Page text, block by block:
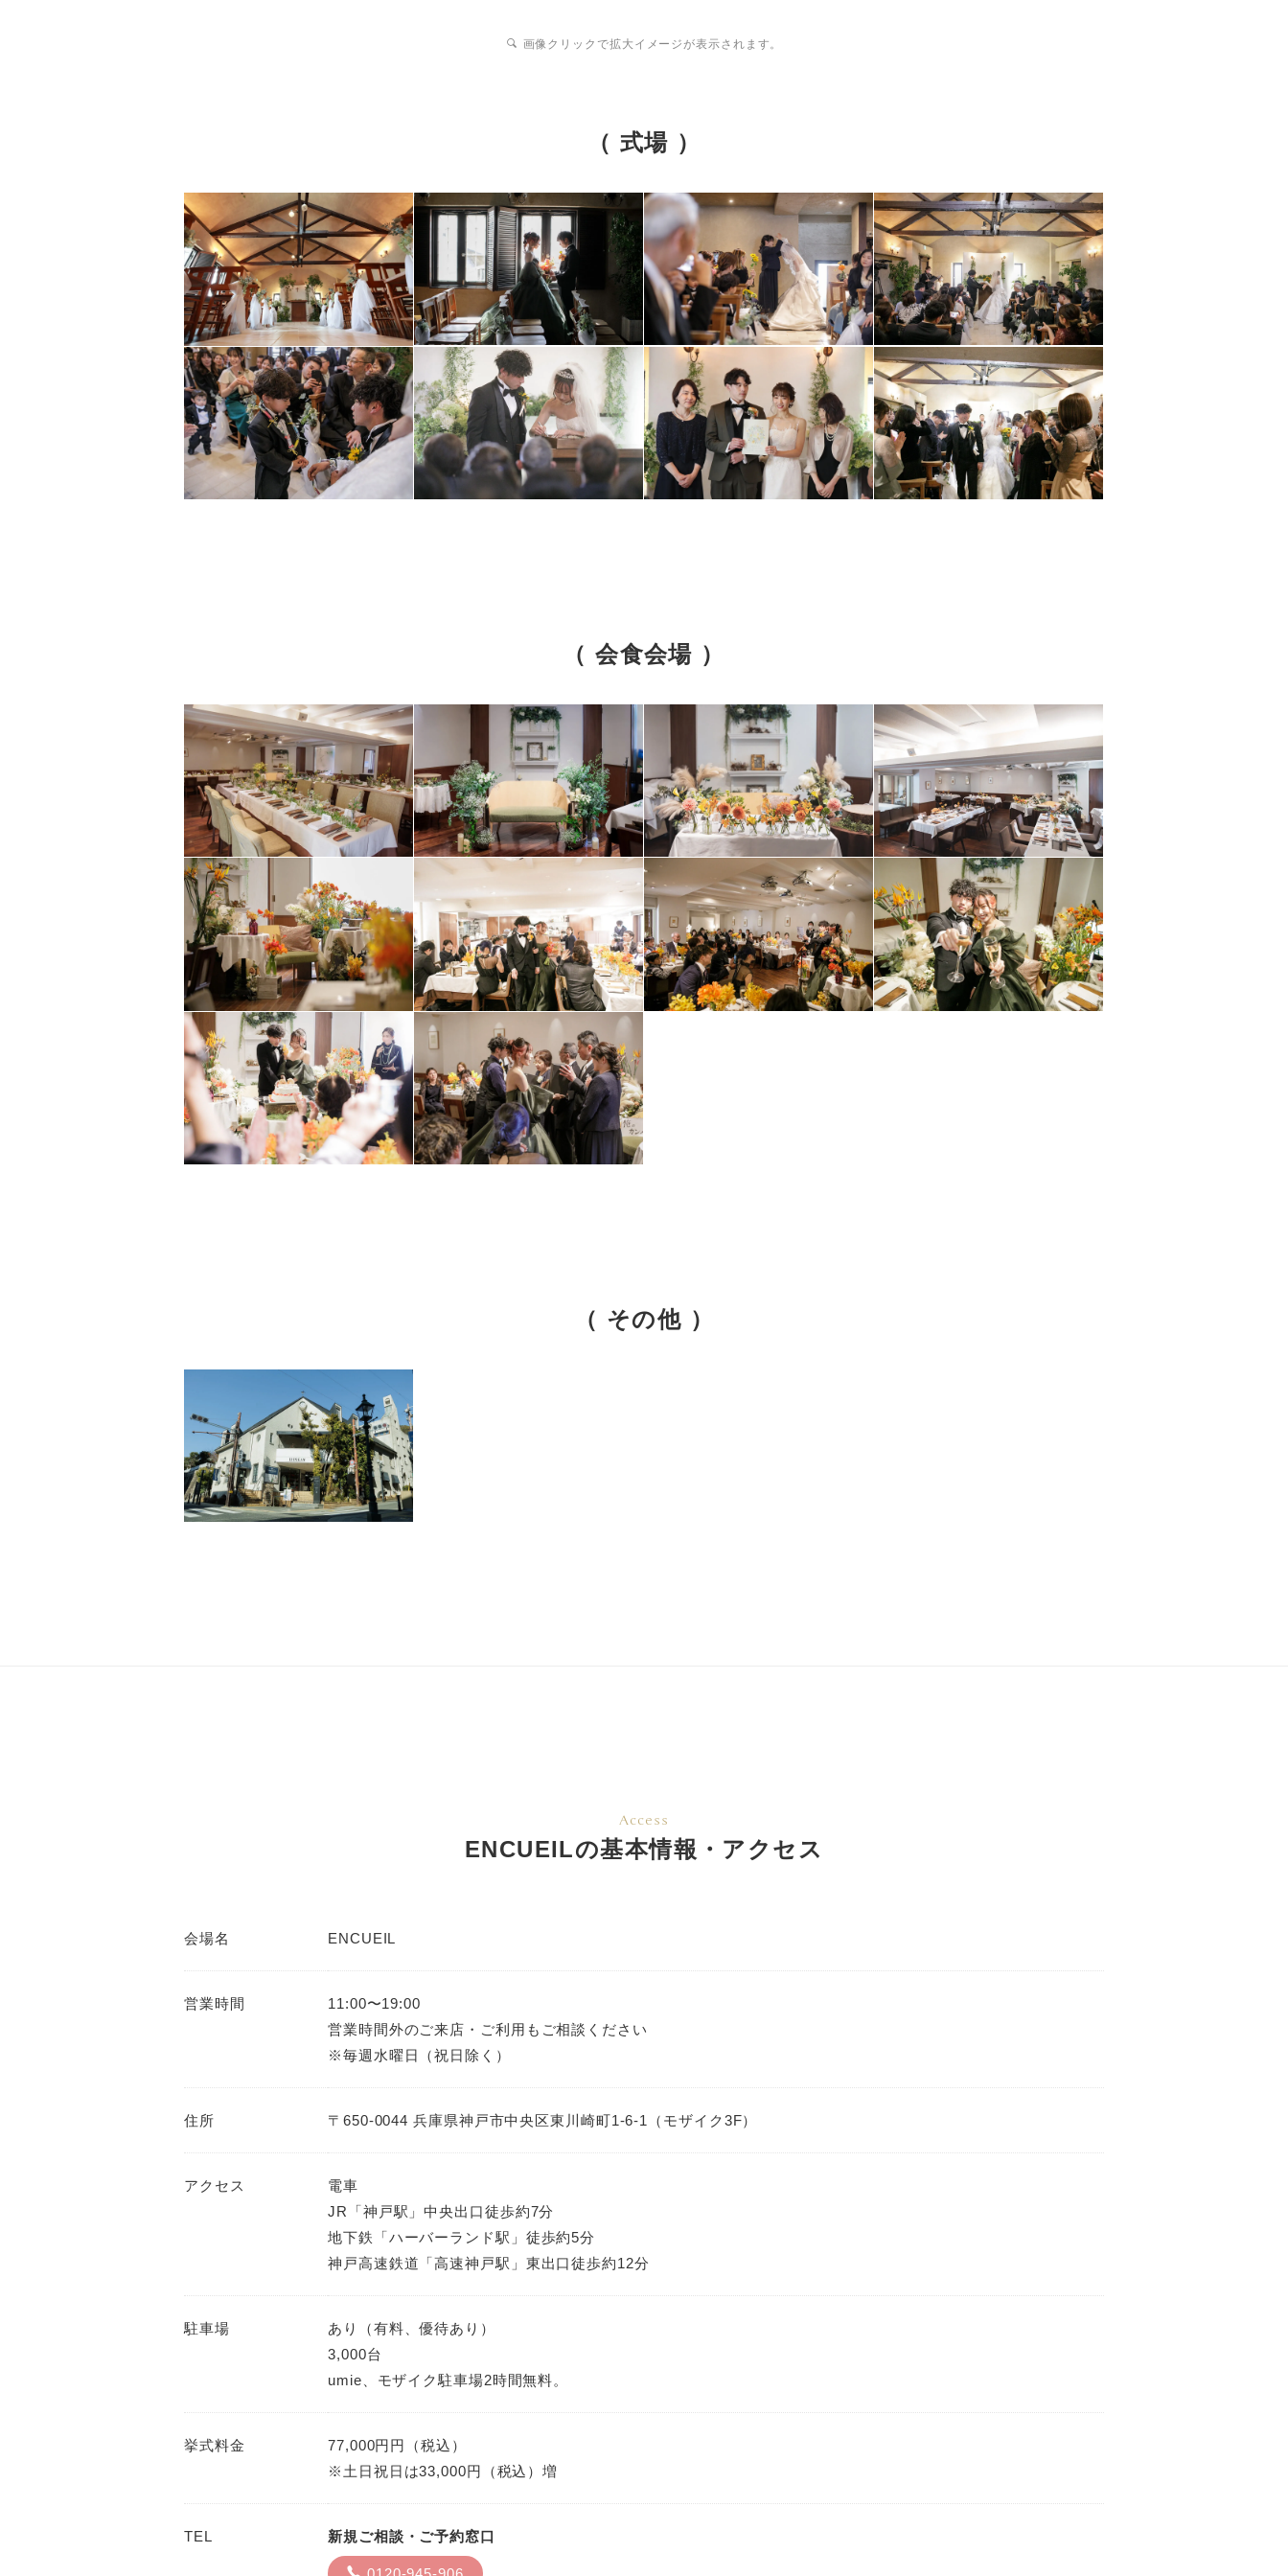
画像クリックで拡大イメージが表示されます。
（ 式場 ）
（ 会食会場 ）
（ その他 ）
Access
ENCUEILの基本情報・アクセス
会場名 ENCUEIL
営業時間
11:00〜19:00
営業時間外のご来店・ご利用もご相談ください
※毎週水曜日（祝日除く）
住所 〒650-0044 兵庫県神戸市中央区東川崎町1-6-1（モザイク3F）
アクセス
電車
JR「神戸駅」中央出口徒歩約7分
地下鉄「ハーバーランド駅」徒歩約5分
神戸高速鉄道「高速神戸駅」東出口徒歩約12分
駐車場
あり（有料、優待あり）
3,000台
umie、モザイク駐車場2時間無料。
挙式料金
77,000円円（税込）
※土日祝日は33,000円（税込）増
TEL 新規ご相談・ご予約窓口